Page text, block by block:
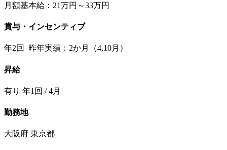
月額基本給：21万円～33万円
賞与・インセンティブ
年2回 昨年実績：2か月（4,10月）
昇給
有り 年1回 / 4月
勤務地
大阪府 東京都